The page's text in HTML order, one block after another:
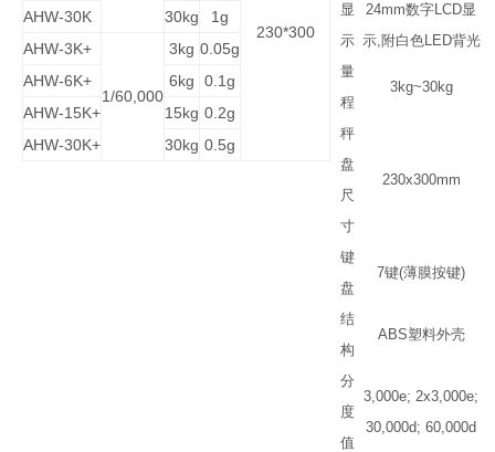
230*300
AHW-30K
30kg
1g
AHW-3K+
1/60,000
3kg 0.05g
AHW-6K+
6kg
0.1g
AHW-15K+
15kg 0.2g
AHW-30K+
30kg 0.5g
显
示
24mm数字LCD显
示,附白色LED背光
量
程
3kg~30kg
秤
盘
尺
寸
230x300mm
键
盘
7键(薄膜按键)
结
构
ABS塑料外壳
分
度
值
3,000e; 2x3,000e;
30,000d; 60,000d